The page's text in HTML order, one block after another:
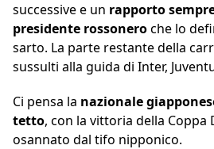
successive e un rapporto
presidente rossoneroche lo
sarto. La parte restante della
sussulti alla guida di Inter,
Ci pensa la nazionale
tetto, con la vittoria della Coppa
osannato dal tifo nipponico.